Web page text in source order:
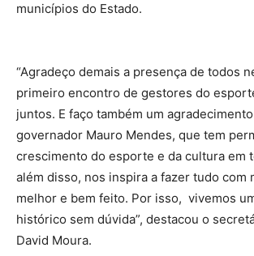
municípios do Estado.
“Agradeço demais a presença de todos
primeiro encontro de gestores do
juntos. E faço também um
governador Mauro Mendes, que tem
crescimento do esporte e da cultura em
além disso, nos inspira a fazer tudo com
melhor e bem feito. Por isso, vivemos
histórico sem dúvida”, destacou o
David Moura.